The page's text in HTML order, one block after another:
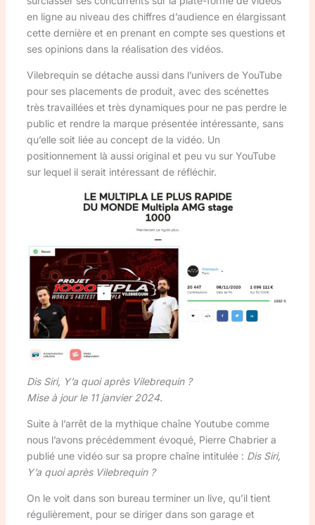
en ligne au niveau des chiffres d’audience en élargissant
cette dernière et en prenant en compte ses questions et
ses opinions dans la réalisation des vidéos.
Vilebrequin se détache aussi dans l’univers de YouTube
pour ses placements de produit, avec des scénettes
très travaillées et très dynamiques pour ne pas perdre le
public et rendre la marque présentée intéressante, sans
qu’elle soit liée au concept de la vidéo. Un
positionnement là aussi original et peu vu sur YouTube
sur lequel il serait intéressant de réfléchir.
Dis Siri, Y’a quoi après Vilebrequin ?
Mise à jour le 11 janvier 2024.
Suite à l’arrêt de la mythique chaîne Youtube comme
nous l’avons précédemment évoqué, Pierre Chabrier a
publié une vidéo sur sa propre chaîne intitulée : Dis Siri,
Y’a quoi après Vilebrequin ?
On le voit dans son bureau terminer un live, qu’il tient
régulièrement, pour se diriger dans son garage et